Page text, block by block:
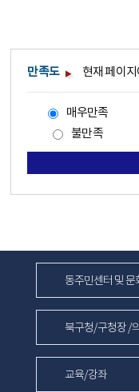
만족도 현재 페이
매우만족
불만족
동주민센터 및 문
북구청/구청장 /
교육/강좌